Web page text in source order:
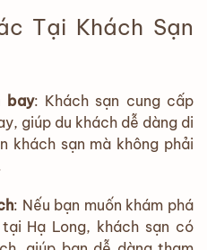
Tại Khách Sạn
bay: Khách sạn cung cấp
giúp du khách dễ dàng di
khách sạn mà không phải
: Nếu bạn muốn khám phá
Hạ Long, khách sạn có